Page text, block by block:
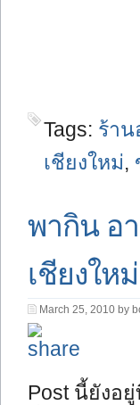
Tags: ร้า
เชียงใหม่,
พากิน อ
เชียงใหม่
March 25, 2010 by
Post นี้ยังอ